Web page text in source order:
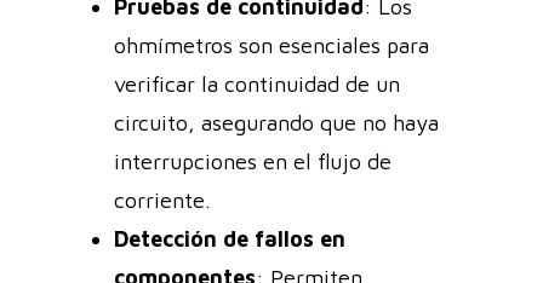
Pruebas de continuidad: Los
ohmímetros son esenciales para
verificar la continuidad de un
circuito, asegurando que no haya
interrupciones en el flujo de
corriente.
Detección de fallos en
componentes: Permiten